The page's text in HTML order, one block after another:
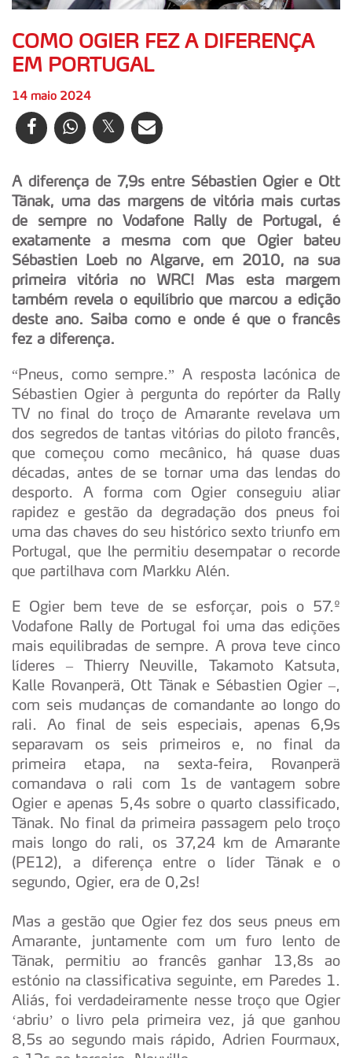
COMO OGIER FEZ A DIFERENÇA
EM PORTUGAL
14 maio 2024
A diferença de 7,9s entre Sébastien Ogier e Ott
Tänak, uma das margens de vitória mais curtas
de sempre no Vodafone Rally de Portugal, é
exatamente a mesma com que Ogier bateu
Sébastien Loeb no Algarve, em 2010, na sua
primeira vitória no WRC! Mas esta margem
também revela o equilíbrio que marcou a edição
deste ano. Saiba como e onde é que o francês
fez a diferença.
“Pneus, como sempre.” A resposta lacónica de
Sébastien Ogier à pergunta do repórter da Rally
TV no final do troço de Amarante revelava um
dos segredos de tantas vitórias do piloto francês,
que começou como mecânico, há quase duas
décadas, antes de se tornar uma das lendas do
desporto. A forma com Ogier conseguiu aliar
rapidez e gestão da degradação dos pneus foi
uma das chaves do seu histórico sexto triunfo em
Portugal, que lhe permitiu desempatar o recorde
que partilhava com Markku Alén.
E Ogier bem teve de se esforçar, pois o 57.º
Vodafone Rally de Portugal foi uma das edições
mais equilibradas de sempre. A prova teve cinco
líderes – Thierry Neuville, Takamoto Katsuta,
Kalle Rovanperä, Ott Tänak e Sébastien Ogier –,
com seis mudanças de comandante ao longo do
rali. Ao final de seis especiais, apenas 6,9s
separavam os seis primeiros e, no final da
primeira etapa, na sexta-feira, Rovanperä
comandava o rali com 1s de vantagem sobre
Ogier e apenas 5,4s sobre o quarto classificado,
Tänak. No final da primeira passagem pelo troço
mais longo do rali, os 37,24 km de Amarante
(PE12), a diferença entre o líder Tänak e o
segundo, Ogier, era de 0,2s!
Mas a gestão que Ogier fez dos seus pneus em
Amarante, juntamente com um furo lento de
Tänak, permitiu ao francês ganhar 13,8s ao
estónio na classificativa seguinte, em Paredes 1.
Aliás, foi verdadeiramente nesse troço que Ogier
‘abriu’ o livro pela primeira vez, já que ganhou
8,5s ao segundo mais rápido, Adrien Fourmaux,